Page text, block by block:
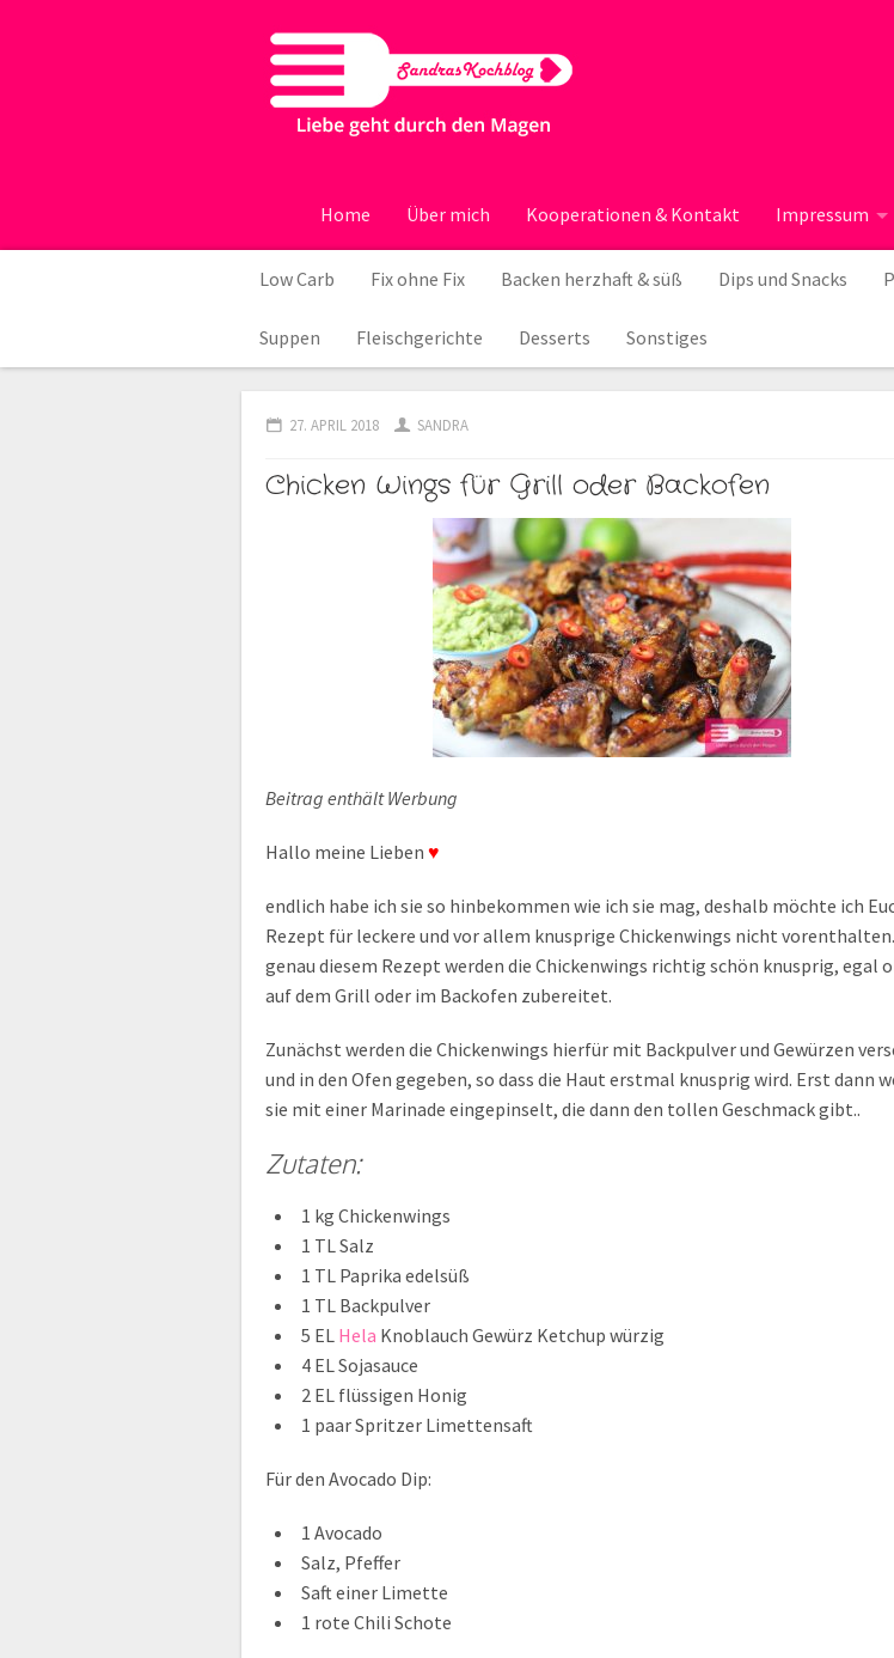
Home Über mich Kooperationen & Kontakt Impressum
Low Carb Fix ohne Fix Backen herzhaft & süß Dips und Snacks
Suppen Fleischgerichte Desserts Sonstiges
27. APRIL 2018 SANDRA
Chicken Wings für Grill oder Backofen
Beitrag enthält Werbung
Hallo meine Lieben ♥
endlich habe ich sie so hinbekommen wie ich sie mag, deshalb möchte ich
Rezept für leckere und vor allem knusprige Chickenwings nicht
genau diesem Rezept werden die Chickenwings richtig schön knusprig, egal
auf dem Grill oder im Backofen zubereitet.
Zunächst werden die Chickenwings hierfür mit Backpulver und Gewürzen
und in den Ofen gegeben, so dass die Haut erstmal knusprig wird. Erst dann
sie mit einer Marinade eingepinselt, die dann den tollen Geschmack gibt..
Zutaten:
1 kg Chickenwings
1 TL Salz
1 TL Paprika edelsüß
1 TL Backpulver
5 EL Hela Knoblauch Gewürz Ketchup würzig
4 EL Sojasauce
2 EL flüssigen Honig
1 paar Spritzer Limettensaft
Für den Avocado Dip:
1 Avocado
Salz, Pfeffer
Saft einer Limette
1 rote Chili Schote